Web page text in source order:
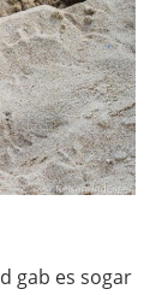
gab es sogar